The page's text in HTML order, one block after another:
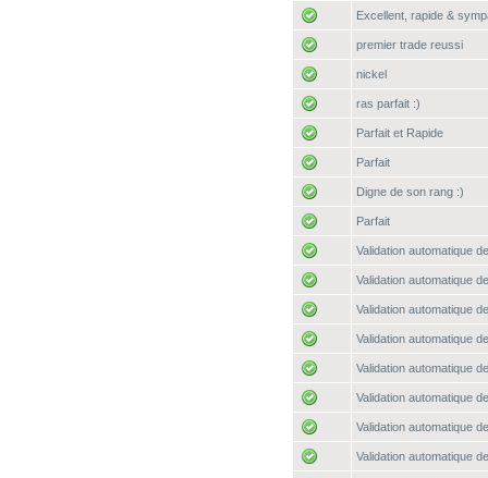
Excellent, rapide &
premier trade reussi
nickel
ras parfait :)
Parfait et Rapide
Parfait
Digne de son rang :)
Parfait
Validation automatique
Validation automatique
Validation automatique
Validation automatique
Validation automatique
Validation automatique
Validation automatique
Validation automatique